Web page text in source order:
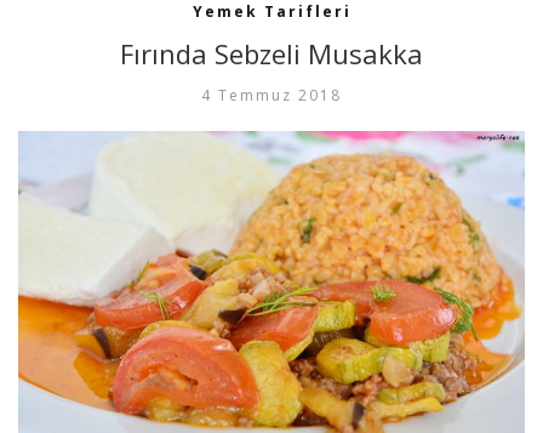
Yemek Tarifleri
Fırında Sebzeli Musakka
4 Temmuz 2018